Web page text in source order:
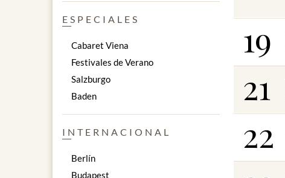
19
21
22
ESPECIALES
Cabaret Viena
Festivales de Verano
Salzburgo
Baden
INTERNACIONAL
Berlín
Budapest